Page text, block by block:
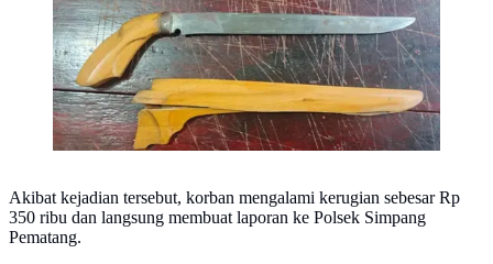
Akibat kejadian tersebut, korban mengalami kerugian sebesar Rp
350 ribu dan langsung membuat laporan ke Polsek Simpang
Pematang.